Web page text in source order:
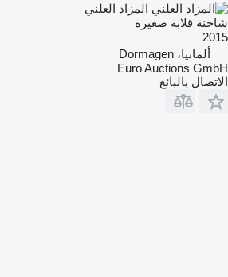
المزاد العلني
شاحنة قلابة صغيرة
2015
ألمانيا، Dormagen
Euro Auctions GmbH
الاتصال بالبائع